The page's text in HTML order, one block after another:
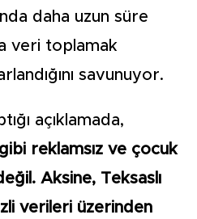
daha uzun süre
veri toplamak
savunuyor.
açıklamada,
reklamsız ve çocuk
Aksine, Teksaslı
verileri üzerinden